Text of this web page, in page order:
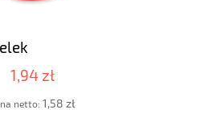
1,94 zł
netto: 1,58 zł